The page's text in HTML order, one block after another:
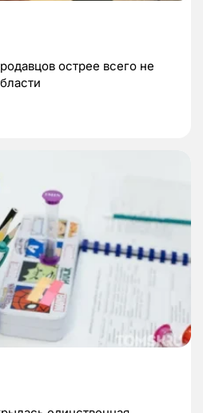
острее всего не